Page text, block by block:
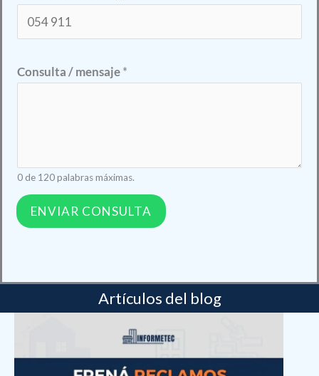
*
n
a
Consulta / mensaje*
0 de 120 palabras máximas.
ENVIAR CONSULTA
Artículos del blog